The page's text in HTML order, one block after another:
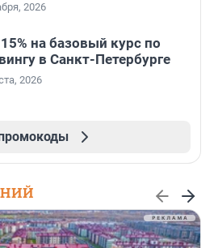
2026
на базовый курс по
в Санкт-Петербурге
2026